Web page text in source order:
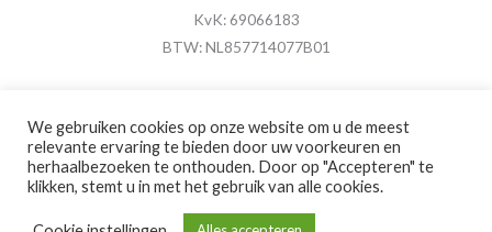
KvK: 69066183
BTW: NL857714077B01
Copyright © 2026 MijnFotolijstje.nl
Powered by Brouwer Digitaal
We gebruiken cookies op onze website om u de meest
relevante ervaring te bieden door uw voorkeuren en
herhaalbezoeken te onthouden. Door op "Accepteren" te
klikken, stemt u in met het gebruik van alle cookies.